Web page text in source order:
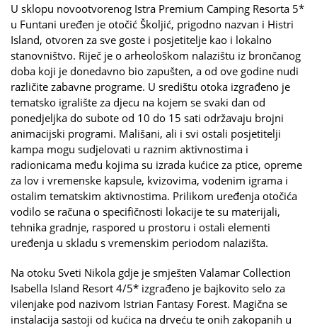
U sklopu novootvorenog Istra Premium Camping Resorta 5*
u Funtani uređen je otočić Školjić, prigodno nazvan i Histri
Island, otvoren za sve goste i posjetitelje kao i lokalno
stanovništvo. Riječ je o arheološkom nalazištu iz brončanog
doba koji je donedavno bio zapušten, a od ove godine nudi
različite zabavne programe. U središtu otoka izgrađeno je
tematsko igralište za djecu na kojem se svaki dan od
ponedjeljka do subote od 10 do 15 sati održavaju brojni
animacijski programi. Mališani, ali i svi ostali posjetitelji
kampa mogu sudjelovati u raznim aktivnostima i
radionicama među kojima su izrada kućice za ptice, opreme
za lov i vremenske kapsule, kvizovima, vodenim igrama i
ostalim tematskim aktivnostima. Prilikom uređenja otočića
vodilo se računa o specifičnosti lokacije te su materijali,
tehnika gradnje, raspored u prostoru i ostali elementi
uređenja u skladu s vremenskim periodom nalazišta.
Na otoku Sveti Nikola gdje je smješten Valamar Collection
Isabella Island Resort 4/5* izgrađeno je bajkovito selo za
vilenjake pod nazivom Istrian Fantasy Forest. Magična se
instalacija sastoji od kućica na drveću te onih zakopanih u